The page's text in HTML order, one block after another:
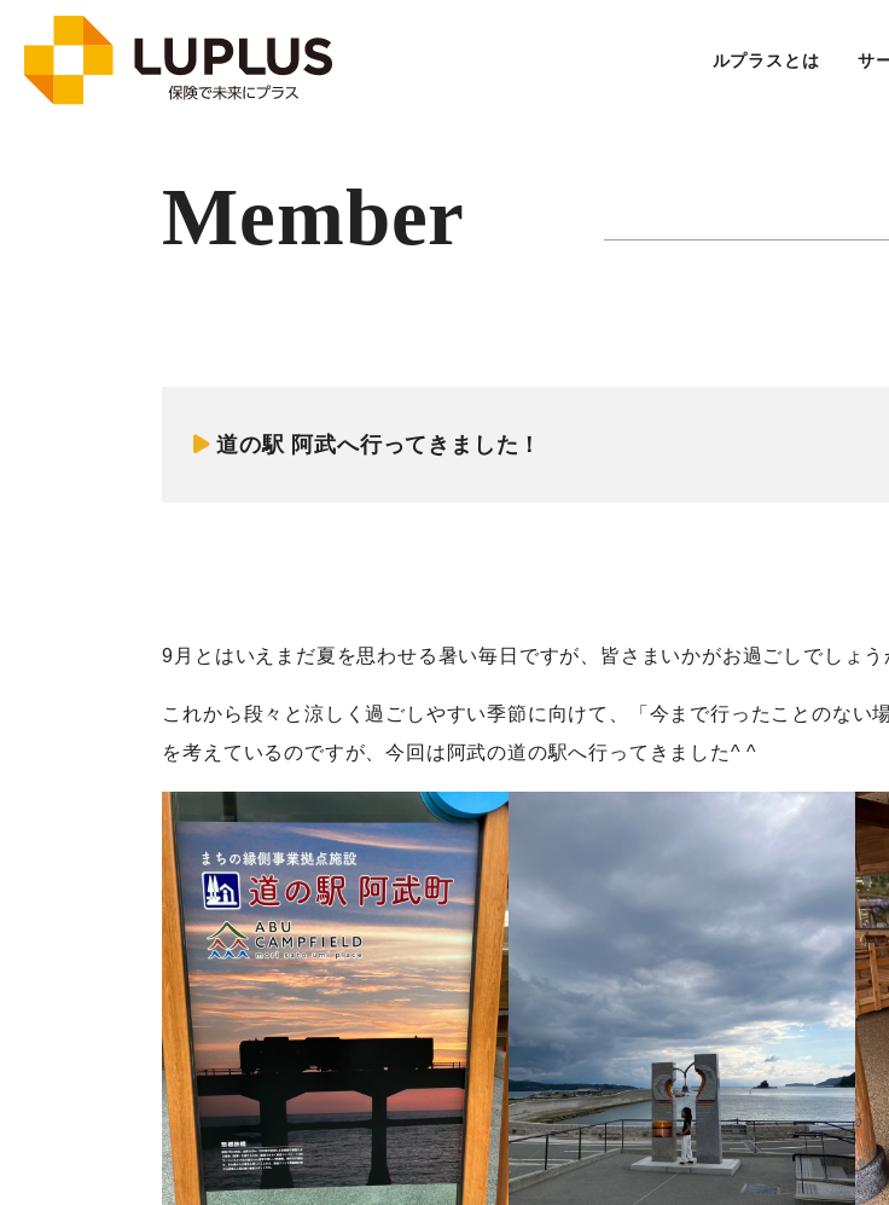
ルプラスとは サ
Member
道の駅 阿武へ行ってきました！
9月とはいえまだ夏を思わせる暑い毎日ですが、皆さまいかがお過ごしでしょう
これから段々と涼しく過ごしやすい季節に向けて、「今まで行ったことのない
を考えているのですが、今回は阿武の道の駅へ行ってきました^ ^